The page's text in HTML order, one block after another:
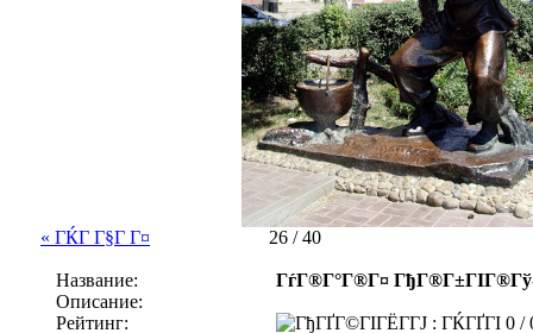
« ГЌГ Г§Г Г¤ 26 / 40
Название:
ГѓГ®Г°Г®Г¤
Описание:
Рейтинг:
0 /